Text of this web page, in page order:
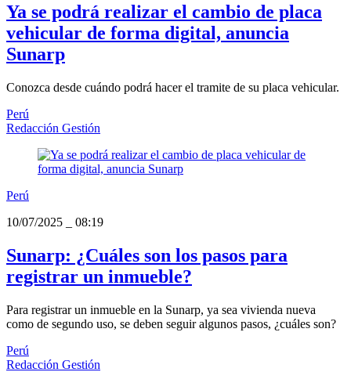
Ya se podrá realizar el cambio de placa
vehicular de forma digital, anuncia
Sunarp
Conozca desde cuándo podrá hacer el tramite de su placa vehicular.
Perú
Redacción Gestión
Perú
10/07/2025
08:19
Sunarp: ¿Cuáles son los pasos para
registrar un inmueble?
Para registrar un inmueble en la Sunarp, ya sea vivienda nueva
como de segundo uso, se deben seguir algunos pasos, ¿cuáles son?
Perú
Redacción Gestión